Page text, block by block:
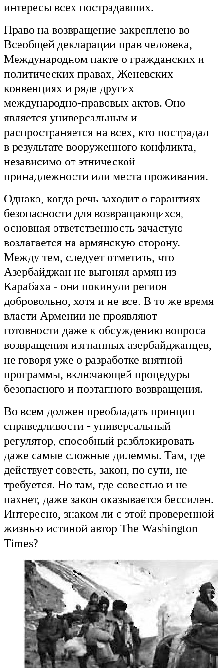
интересы всех пострадавших.
Право на возвращение закреплено во
Всеобщей декларации прав человека,
Международном пакте о гражданских и
политических правах, Женевских
конвенциях и ряде других
международно-правовых актов. Оно
является универсальным и
распространяется на всех, кто пострадал
в результате вооруженного конфликта,
независимо от этнической
принадлежности или места проживания.
Однако, когда речь заходит о гарантиях
безопасности для возвращающихся,
основная ответственность зачастую
возлагается на армянскую сторону.
Между тем, следует отметить, что
Азербайджан не выгонял армян из
Карабаха - они покинули регион
добровольно, хотя и не все. В то же время
власти Армении не проявляют
готовности даже к обсуждению вопроса
возвращения изгнанных азербайджанцев,
не говоря уже о разработке внятной
программы, включающей процедуры
безопасного и поэтапного возвращения.
Во всем должен преобладать принцип
справедливости - универсальный
регулятор, способный разблокировать
даже самые сложные дилеммы. Там, где
действует совесть, закон, по сути, не
требуется. Но там, где совестью и не
пахнет, даже закон оказывается бессилен.
Интересно, знаком ли с этой проверенной
жизнью истиной автор The Washington
Times?